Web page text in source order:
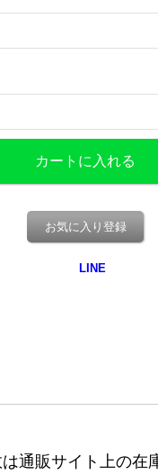
お気に入り登録
通販サイト上の在